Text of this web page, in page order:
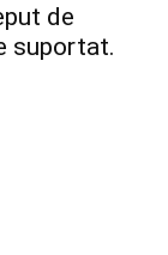
de
suportat.